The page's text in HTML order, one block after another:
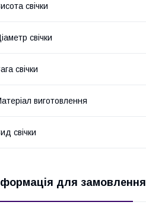
свічки
свічки
свічки
виготовлення
свічки
для замовлення